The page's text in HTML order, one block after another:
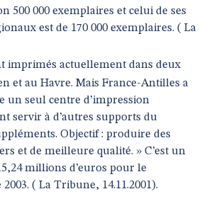
500 000 exemplaires et celui de ses
est de 170 000 exemplaires. ( La
imprimés actuellement dans deux
et au Havre. Mais France-Antilles a
un seul centre d’impression
servir à d’autres supports du
Objectif : produire des
et de meilleure qualité. » C’est un
millions d’euros pour le
( La Tribune, 14.11.2001).